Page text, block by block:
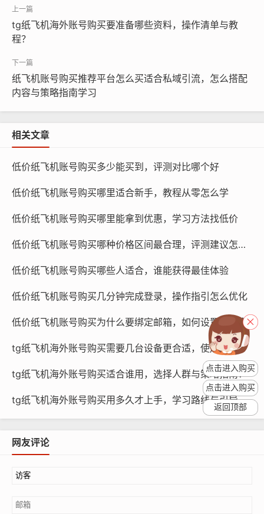
低价纸飞机账号购买后多久恢复正常
的购买渠道和账号的自身情况，如果账号是由可靠的卖家
提供的，那么账号在购买后通常会在短时间内恢复正常，
这是因为卖家通常会保证账号的质量,并在账号出现问题时
纸飞机账号购买, 在线购买tg账号, 电报聊天账号购买,wdd
如果账号是由不正规渠道购买的，那么账号在购买后可能
会出现更长时间的故障，这类账号通常存在安全隐患，可
能存在账号被盗用、账号被封禁等问题，在这种情况下,用
故障多久会结束
tg纸飞机海外账号购买要准备哪些资料，操作清单与教
程？
纸飞机账号购买推荐平台怎么买适合私域引流，怎么搭配
内容与策略指南学习
相关文章
低价纸飞机账号购买多少能买到，评测对比哪个好
低价纸飞机账号购买哪里适合新手，教程从零怎么学
低价纸飞机账号购买哪里能拿到优惠，学习方法找低价
低价纸飞机账号购买哪种价格区间最合理，评测建议怎么定价
低价纸飞机账号购买哪些人适合，谁能获得最佳体验
低价纸飞机账号购买几分钟完成登录，操作指引怎么优化
低价纸飞机账号购买为什么要绑定邮箱，如何设置更安全
tg纸飞机海外账号购买需要几台设备更合适，使用方法对比？
tg纸飞机海外账号购买适合谁用，选择人群与策略指南？
tg纸飞机海外账号购买用多久才上手，学习路线与引导教程？
网友评论
点击进入购买
点击进入购买
返回顶部